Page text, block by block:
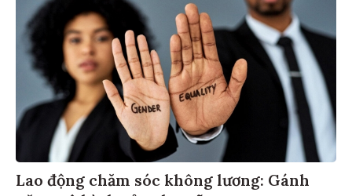
Lao động chăm sóc không lương: Gánh